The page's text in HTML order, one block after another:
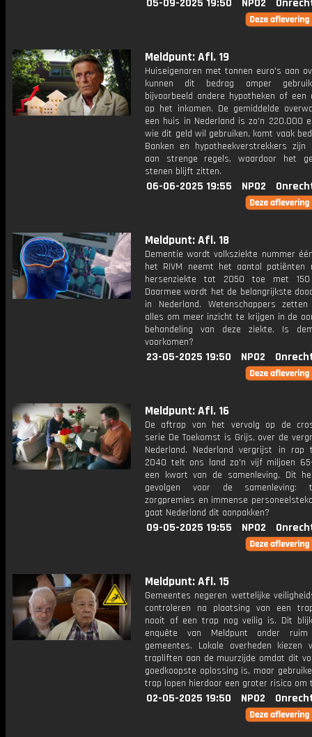
05-09-2025 19:50 NPO2
Meldpunt: Afl. 19
Huiseigenaren met tonnen euro's aan
kunnen dit bedrag amper
bijvoorbeeld andere hypotheken of een
op het inkomen. De gemiddelde
een huis in Nederland is zo'n 220.000
wie dit geld wil gebruiken, komt vaak
Banken en hypotheekverstrekkers zijn
aan strenge regels, waardoor het
stenen blijft zitten.
06-06-2025 19:55 NPO2
Meldpunt: Afl. 18
Dementie wordt volksziekte nummer
het RIVM neemt het aantal patiënten
hersenziekte tot 2050 toe met 150
Daarmee wordt het de belangrijkste
in Nederland. Wetenschappers
alles om meer inzicht te krijgen in de
behandeling van deze ziekte. Is
voorkomen?
23-05-2025 19:50 NPO2
Meldpunt: Afl. 16
De aftrap van het vervolg op de
serie De Toekomst is Grijs, over de
Nederland. Nederland vergrijst in rap
2040 telt ons land zo'n vijf miljoen
een kwart van de samenleving. Dit
gevolgen voor de samenleving:
zorgpremies en immense
gaat Nederland dit aanpakken?
09-05-2025 19:55 NPO2
Meldpunt: Afl. 15
Gemeentes negeren wettelijke
controleren na plaatsing van een
nooit of een trap nog veilig is. Dit
enquête van Meldpunt onder ruim
gemeentes. Lokale overheden kiezen
trapliften aan de muurzijde omdat dit
goedkoopste oplossing is, maar
trap lopen hierdoor een groter risico om
02-05-2025 19:50 NPO2